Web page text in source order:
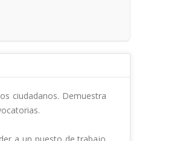
ciudadanos. Demuestra
a un puesto de trabajo